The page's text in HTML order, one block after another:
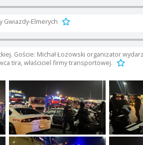
Gwiazdy-Elmerych
Goście: Michał Łozowski organizator
tira, właściciel firmy transportowej.